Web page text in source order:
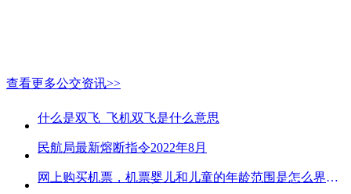
查看更多公交资讯>>
什么是双飞_飞机双飞是什么意思
民航局最新熔断指令2022年8月
网上购买机票，机票婴儿和儿童的年龄范围是怎么界定的？